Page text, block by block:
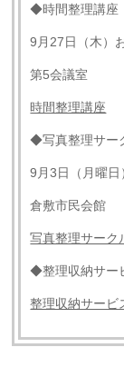
◆時間整理講座
9月27日（木）
第5会議室
時間整理講座
◆写真整理サー
9月3日（月曜日
倉敷市民会館
写真整理サーク
◆整理収納サー
整理収納サービ